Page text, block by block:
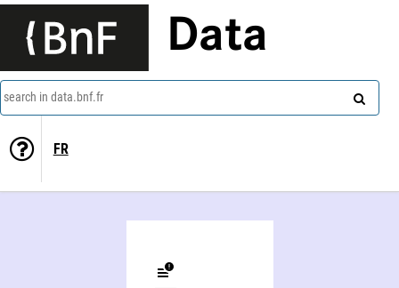
Data
search in data.bnf.fr
FR